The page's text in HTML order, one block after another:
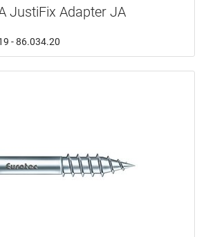
JustiFix Adapter JA
- 86.034.20